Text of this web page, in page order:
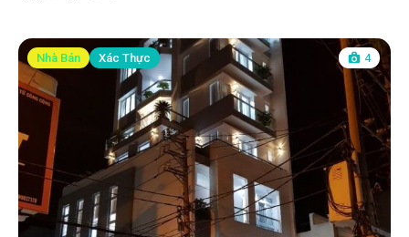
Nhà Bán Xác Thực 4